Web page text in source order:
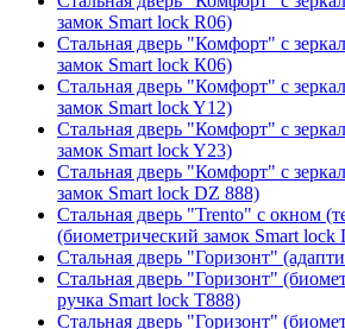
замок Smart lock R06)
Стальная дверь "Комфорт" с
замок Smart lock К06)
Стальная дверь "Комфорт" с
замок Smart lock Y12)
Стальная дверь "Комфорт" с
замок Smart lock Y23)
Стальная дверь "Комфорт" с
замок Smart lock DZ 888)
Стальная дверь "Trento" с окном
(биометрический замок Smart lock
Стальная дверь "Горизонт"
Стальная дверь "Горизонт"
ручка Smart lock T888)
Стальная дверь "Горизонт"